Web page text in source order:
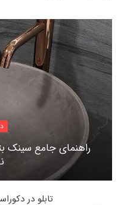
راهنمای جامع سینک
تابلو در